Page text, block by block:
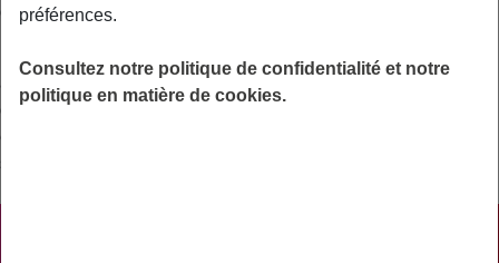
de la base de remboursement pour les honoraires).
La Haute Autorité de Santé (HAS) édite des guides expliquant
aux patients en ALD les principaux éléments du traitement et
du suivi de leur maladie. Par ailleurs, le protocole de soins
établi par le médecin traitant comporte les indications sur les
soins et traitements pris en charge dans le cadre de l’ALD.
préférences.
Consultez notre politique de confidentialité et notre
politique en matière de cookies.